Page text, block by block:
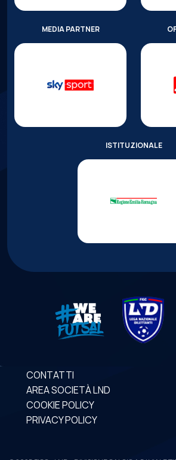
MEDIA PARTNER
ISTITUZIONALE
CONTATTI
AREA SOCIETÀ LND
COOKIE POLICY
PRIVACY POLICY